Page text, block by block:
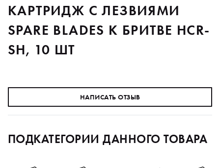
КАРТРИДЖ С ЛЕЗВИЯМИ
SPARE BLADES К БРИТВЕ HCR-
SH, 10 ШТ
НАПИСАТЬ ОТЗЫВ
ПОДКАТЕГОРИИ ДАННОГО ТОВАРА